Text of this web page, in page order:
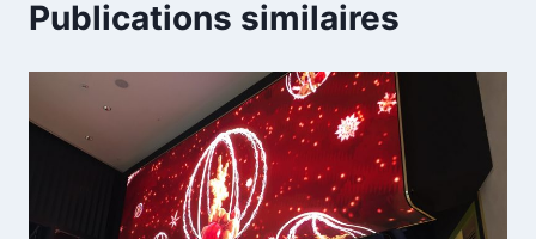
Publications similaires